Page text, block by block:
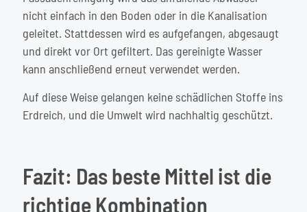
nicht einfach in den Boden oder in die Kanalisation
geleitet. Stattdessen wird es aufgefangen, abgesaugt
und direkt vor Ort gefiltert. Das gereinigte Wasser
kann anschließend erneut verwendet werden.
Auf diese Weise gelangen keine schädlichen Stoffe ins
Erdreich, und die Umwelt wird nachhaltig geschützt.
Fazit: Das beste Mittel ist die
richtige Kombination